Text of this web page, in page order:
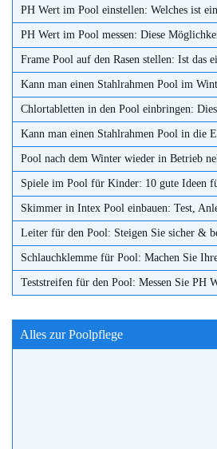
PH Wert im Pool einstellen: Welches ist
PH Wert im Pool messen: Diese
Frame Pool auf den Rasen stellen: Ist das
Kann man einen Stahlrahmen Pool im
Chlortabletten in den Pool einbringen:
Kann man einen Stahlrahmen Pool in die
Pool nach dem Winter wieder in Betrieb
Spiele im Pool für Kinder: 10 gute Ideen
Skimmer in Intex Pool einbauen: Test,
Leiter für den Pool: Steigen Sie sicher &
Schlauchklemme für Pool: Machen Sie
Teststreifen für den Pool: Messen Sie PH
Alles zur Poolpflege